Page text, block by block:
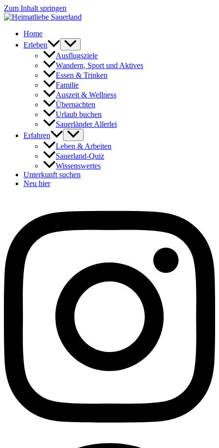
Zum Inhalt springen
Home
Erleben
Ausflugsziele
Wandern, Sport und Aktives
Essen & Trinken
Familie
Auszeit & Wellness
Übernachten
Urlaub buchen
Sauerländer Allerlei
Erfahren
Leben & Arbeiten
Sauerland-Quiz
Wissenswertes
Unterkunft suchen
Neu hier